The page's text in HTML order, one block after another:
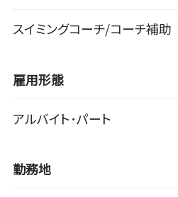
スイミングコーチ/コーチ補助
雇用形態
アルバイト･パート
勤務地